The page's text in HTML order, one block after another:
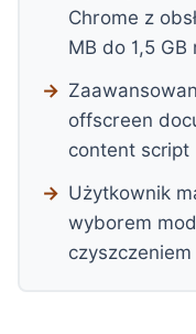
Chrome z
MB do 1,5 GB
offscreen
content script
Użytkownik
wyborem